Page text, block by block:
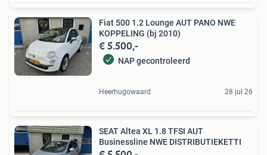
Fiat 500 1.2 Lounge AUT PANO NWE
KOPPELING (bj 2010)
€ 5.500,-
NAP gecontroleerd
Heerhugowaard 28 jul 26
SEAT Altea XL 1.8 TFSI AUT
Businessline NWE DISTRIBUTIEKETTI